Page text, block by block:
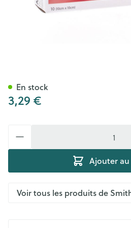
3,29 €
Ajouter
En stock
Voir tous les produits de